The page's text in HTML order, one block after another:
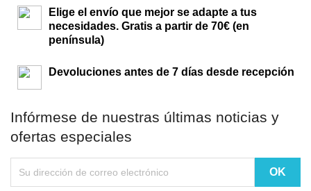
Elige el envío que mejor se adapte a tus
necesidades. Gratis a partir de 70€ (en
península)
Devoluciones antes de 7 días desde recepción
Infórmese de nuestras últimas noticias y
ofertas especiales